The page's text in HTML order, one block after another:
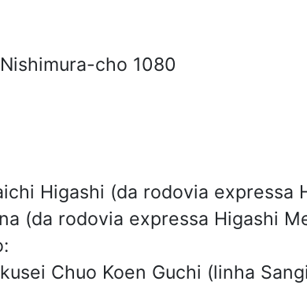
cho 1080
Higashi (da rodovia expressa
(da rodovia expressa Higashi
Chuo Koen Guchi (linha